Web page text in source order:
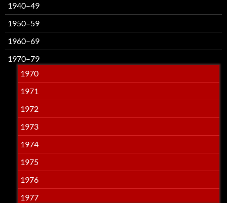
1940–49
1950–59
1960–69
1970–79
1970
1971
1972
1973
1974
1975
1976
1977